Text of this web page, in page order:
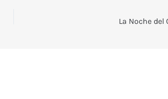
La Noche del